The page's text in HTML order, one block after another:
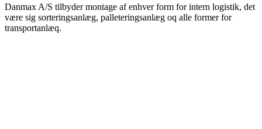
Danmax A/S tilbyder montage af enhver form for intern logistik, det
være sig sorteringsanlæg, palleteringsanlæg oq alle former for
transportanlæq.